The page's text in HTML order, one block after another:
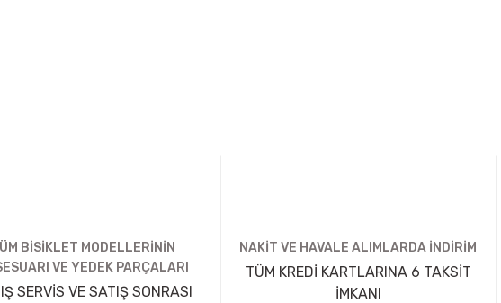
BİSİKLET MODELLERİNİN
VE YEDEK PARÇALARI
SERVİS VE SATIŞ SONRASI
NAKİT VE HAVALE ALIMLARDA İNDİRİM
TÜM KREDİ KARTLARINA 6 TAKSİT
İMKANI